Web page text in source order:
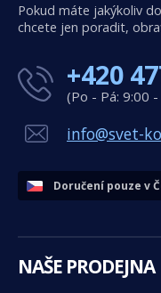
Pokud máte jakýkoliv
chcete jen poradit,
+420
(Po - Pá: 9:00
info@svet-
Doručení pouze v
NAŠE PRODEJNA